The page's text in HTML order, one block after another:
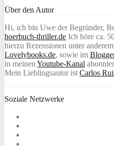
Über den Autor
Hi, ich bin Uwe der Begründer,
hoerbuch-thriller.de Ich höre ca.
hierzu Rezensionen unter
Lovelybooks.de, sowie im
in meinen Youtube-Kanal
Mein Lieblingsautor ist Carlos
Soziale Netzwerke